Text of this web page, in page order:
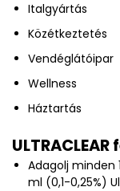
Italgyártás
Közétkeztetés
Vendéglátóipar
Wellness
Háztartás
Adagolj minden
ml (0,1-0,25%)